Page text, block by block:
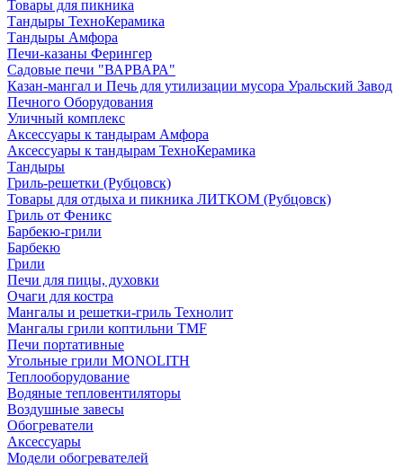
Товары для пикника
Тандыры ТехноКерамика
Тандыры Амфора
Печи-казаны Ферингер
Садовые печи "ВАРВАРА"
Казан-мангал и Печь для утилизации мусора Уральский Завод
Печного Оборудования
Уличный комплекс
Аксессуары к тандырам Амфора
Аксессуары к тандырам ТехноКерамика
Тандыры
Гриль-решетки (Рубцовск)
Товары для отдыха и пикника ЛИТКОМ (Рубцовск)
Гриль от Феникс
Барбекю-грили
Барбекю
Грили
Печи для пицы, духовки
Очаги для костра
Мангалы и решетки-гриль Технолит
Мангалы грили коптильни TMF
Печи портативные
Угольные грили MONOLITH
Теплооборудование
Водяные тепловентиляторы
Воздушные завесы
Обогреватели
Аксессуары
Модели обогревателей